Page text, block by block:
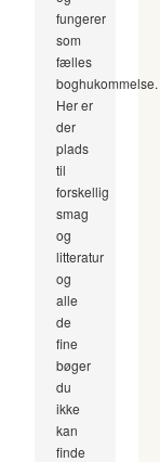
fungerer
som
fælles
boghukommelse.
Her er
der
plads
til
forskellig
smag
og
litteratur
og
alle
de
fine
bøger
du
ikke
kan
finde